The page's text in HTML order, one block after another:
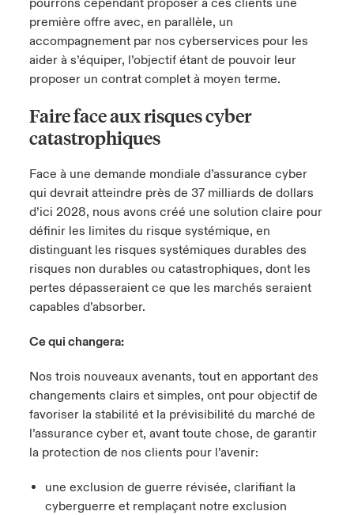
pourrons cependant proposer à ces clients une
première offre avec, en parallèle, un
accompagnement par nos cyberservices pour les
aider à s’équiper, l’objectif étant de pouvoir leur
proposer un contrat complet à moyen terme.
Faire face aux risques cyber
catastrophiques
Face à une demande mondiale d’assurance cyber
qui devrait atteindre près de 37 milliards de dollars
d’ici 2028, nous avons créé une solution claire pour
définir les limites du risque systémique, en
distinguant les risques systémiques durables des
risques non durables ou catastrophiques, dont les
pertes dépasseraient ce que les marchés seraient
capables d’absorber.
Ce qui changera:
Nos trois nouveaux avenants, tout en apportant des
changements clairs et simples, ont pour objectif de
favoriser la stabilité et la prévisibilité du marché de
l’assurance cyber et, avant toute chose, de garantir
la protection de nos clients pour l’avenir:
une exclusion de guerre révisée, clarifiant la
cyberguerre et remplaçant notre exclusion